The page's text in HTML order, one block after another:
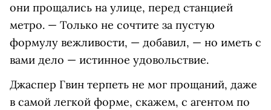
они прощались на улице, перед станцией
метро. — Только не сочтите за пустую
формулу вежливости, — добавил, — но иметь с
вами дело — истинное удовольствие.
Джаспер Гвин терпеть не мог прощаний, даже
в самой легкой форме, скажем, с агентом по